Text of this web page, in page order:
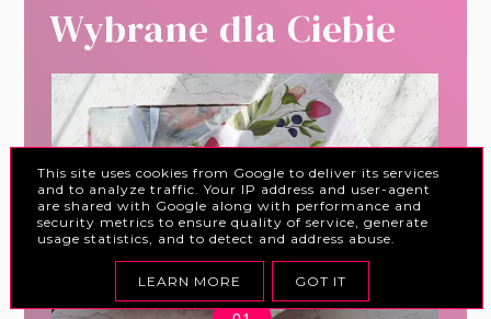
Wybrane dla Ciebie
This site uses cookies from Google to deliver its services
and to analyze traffic. Your IP address and user-agent
are shared with Google along with performance and
security metrics to ensure quality of service, generate
usage statistics, and to detect and address abuse.
LEARN MORE GOT IT